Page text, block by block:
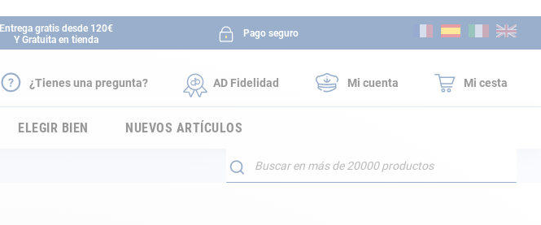
Entrega gratis desde 120€
Y Gratuita en tienda
Pago seguro
¿Tienes una pregunta? AD Fidelidad Mi cuenta Mi cesta
ELEGIR BIEN NUEVOS ARTÍCULOS
Buscar